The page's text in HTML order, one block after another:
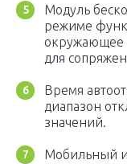
Модуль
режиме
окружающее
для
Время
диапазон
значений.
Мобильный